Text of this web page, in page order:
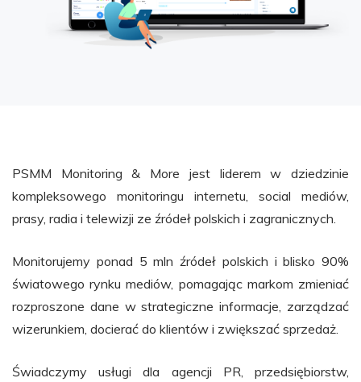
PSMM Monitoring & More jest liderem w dziedzinie
kompleksowego monitoringu internetu, social mediów,
prasy, radia i telewizji ze źródeł polskich i zagranicznych.
Monitorujemy ponad 5 mln źródeł polskich i blisko 90%
światowego rynku mediów, pomagając markom zmieniać
rozproszone dane w strategiczne informacje, zarządzać
wizerunkiem, docierać do klientów i zwiększać sprzedaż.
Świadczymy usługi dla agencji PR, przedsiębiorstw,